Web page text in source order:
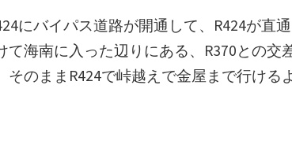
にバイパス道路が開通して、R424が直
海南に入った辺りにある、R370との交
のままR424で峠越えで金屋まで行ける